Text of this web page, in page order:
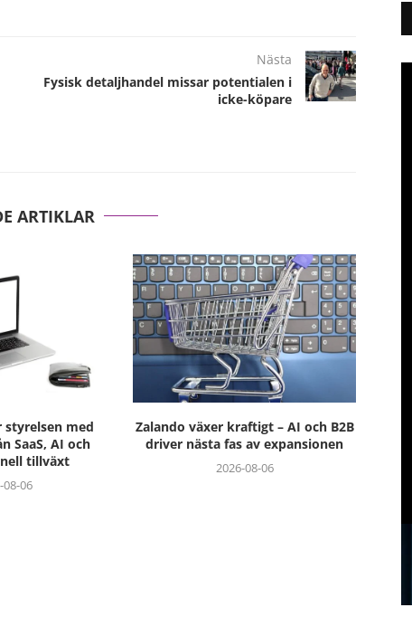
Nästa
Fysisk detaljhandel missar potentialen i
icke-köpare
ARTIKLAR
med
SaaS, AI och
tillväxt
08-06
Zalando växer kraftigt – AI och B2B
driver nästa fas av expansionen
2026-08-06